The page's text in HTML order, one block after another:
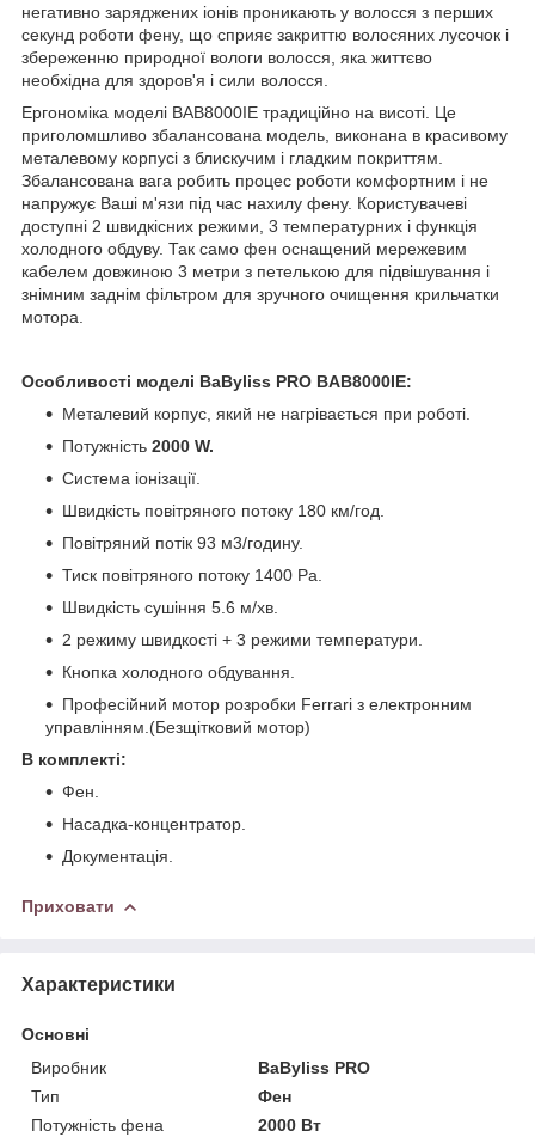
негативно заряджених іонів проникають у волосся з перших
секунд роботи фену, що сприяє закриттю волосяних лусочок і
збереженню природної вологи волосся, яка життєво
необхідна для здоров'я і сили волосся.
Ергономіка моделі BAB8000IE традиційно на висоті. Це
приголомшливо збалансована модель, виконана в красивому
металевому корпусі з блискучим і гладким покриттям.
Збалансована вага робить процес роботи комфортним і не
напружує Ваші м'язи під час нахилу фену. Користувачеві
доступні 2 швидкісних режими, 3 температурних і функція
холодного обдуву. Так само фен оснащений мережевим
кабелем довжиною 3 метри з петелькою для підвішування і
знімним заднім фільтром для зручного очищення крильчатки
мотора.
Особливості моделі BaByliss PRO BAB8000IE:
Металевий корпус, який не нагрівається при роботі.
Потужність 2000 W.
Система іонізації.
Швидкість повітряного потоку 180 км/год.
Повітряний потік 93 м3/годину.
Тиск повітряного потоку 1400 Pa.
Швидкість сушіння 5.6 м/хв.
2 режиму швидкості + 3 режими температури.
Кнопка холодного обдування.
Професійний мотор розробки Ferrari з електронним
управлінням.(Безщітковий мотор)
В комплекті:
Фен.
Насадка-концентратор.
Документація.
Приховати
Характеристики
Основні
Виробник
BaByliss PRO
Тип
Фен
Потужність фена
2000 Вт